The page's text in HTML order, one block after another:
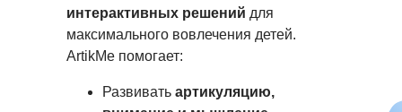
интерактивных решений для
максимального вовлечения детей.
ArtikMe помогает:
Развивать артикуляцию,